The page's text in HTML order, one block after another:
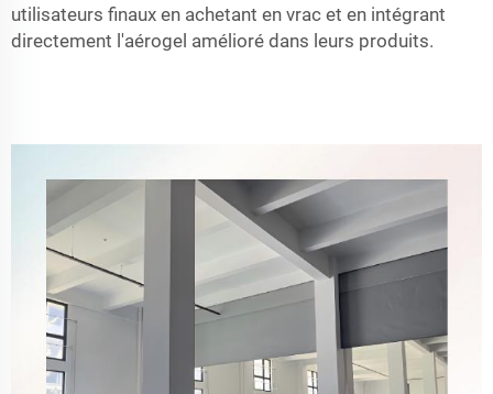
utilisateurs finaux en achetant en vrac et en intégrant
directement l'aérogel amélioré dans leurs produits.